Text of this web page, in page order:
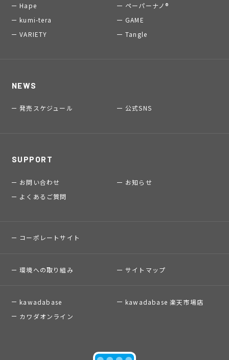
Hape
ペーパーナノ®
kumi-tera
GAME
VARIETY
Tangle
NEWS
発売スケジュール 公式SNS
SUPPORT
お問い合わせ
お知らせ
よくあるご質問
コーポレートサイト
環境への取り組み サイトマップ
kawadabase
kawadabase 楽天市場店
カワダオンライン